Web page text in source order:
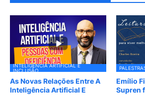
INTELIGÊNCIA ARTIFICIAL E
INCLUSÃO
As Novas Relações Entre A
Inteligência Artificial E
Emílio
Supren